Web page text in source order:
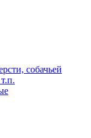
собачьей